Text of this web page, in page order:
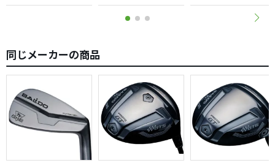
同じメーカーの商品